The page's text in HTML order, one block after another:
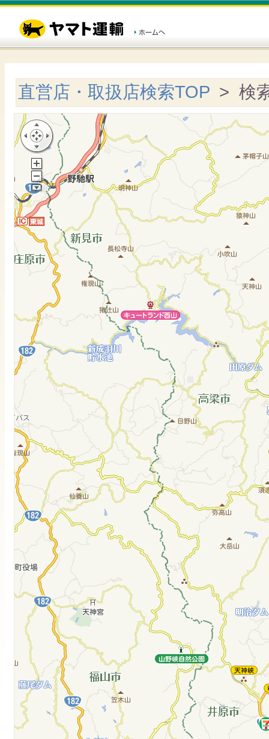
直営店・取扱店検索TOP > 検